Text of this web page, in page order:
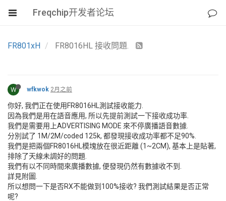
Freqchip开发者论坛
FR801xH FR8016HL 接收問題.
W wfkwok 2月之前
你好, 我們正在使用FR8016HL測試接收能力.
因為我們是用在語音應用, 所以先提前測試一下接收成功率.
我們是需要用上ADVERTISING MODE 來不停廣播語音數據.
分別試了 1M/2M/coded 125k, 都發現接收成功率都不足90%.
我們是把兩個FR8016HL模塊放在很近距離 (1~2CM), 基本上是貼著,
排除了天線未調好的問題.
我們有以不同時間來廣播數據, 便發現仍然有數據收不到.
詳見附圖.
所以想問一下是否RX不能做到100%接收? 我們測試結果是否正常
呢?